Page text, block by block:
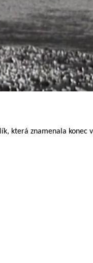
která znamenala